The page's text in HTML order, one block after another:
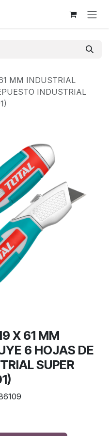
MM INDUSTRIAL
INDUSTRIAL
X 61 MM
6 HOJAS DE
SUPER